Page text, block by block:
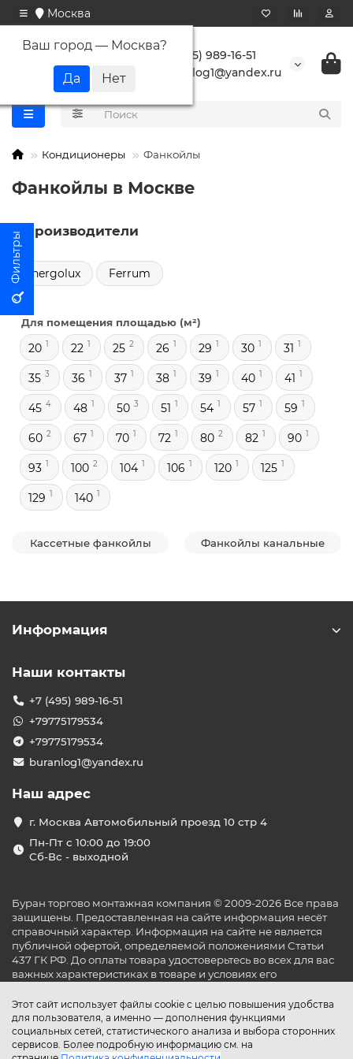
Москва
Ваш город — Москва?
+7 (495) 989-16-51
buranlog1@yandex.ru
Кондиционеры Фанкойлы
Фанкойлы в Москве
Производители
Energolux Ferrum
Для помещения площадью (м²)
20 1 22 1 25 2 26 1 29 1 30 1 31 1
35 3 36 1 37 1 38 1 39 1 40 1 41 1
45 4 48 1 50 3 51 1 54 1 57 1 59 1
60 2 67 1 70 1 72 1 80 2 82 1 90 1
93 1 100 2 104 1 106 1 120 1 125 1
129 1 140 1
Кассетные фанкойлы Фанкойлы канальные
Этот сайт использует файлы cookie с целью повышения удобства
для пользователя, а именно — дополнения функциями
социальных сетей, статистического анализа и выбора сторонних
сервисов. Более подробную информацию см. на
Информация
Наши контакты
+7 (495) 989-16-51
+79775179534
+79775179534
buranlog1@yandex.ru
Наш адрес
г. Москва Автомобильный проезд 10 стр 4
Пн-Пт с 10:00 до 19:00
Сб-Вс - выходной
Буран торгово монтажная компания © 2009-2026 Все права
защищены. Предоставленная на сайте информация несёт
справочный характер. Информация на сайте не является
публичной офертой, определяемой положениями Статьи
437 ГК РФ. До оплаты товара удостоверьтесь во всех для вас
важных характеристиках в товаре и условиях его